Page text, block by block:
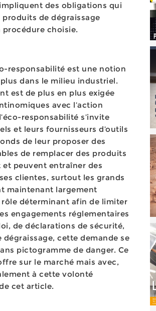
des obligations qui
de dégraissage
choisie.
responsabilité est une notion
dans le milieu industriel.
est de plus en plus exigée
avec l’action
responsabilité s’invite
et leurs fournisseurs d’outils
de leur proposer des
de remplacer des produits
et peuvent entraîner des
clientes, surtout les grands
maintenant largement
rôle déterminant afin de limiter
engagements réglementaires
de déclarations de sécurité,
cette demande se
pictogramme de danger. Ce
sur le marché mais avec,
à cette volonté
cet article.